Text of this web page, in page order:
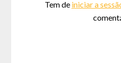
Tem de iniciar a